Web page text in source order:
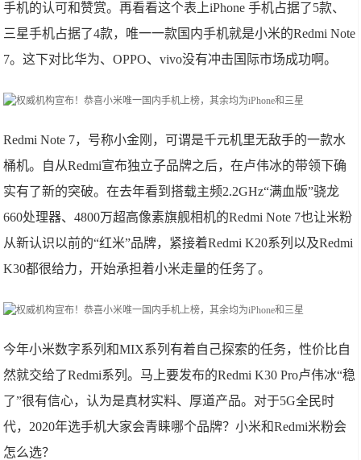
手机的认可和赞赏。再看看这个表上iPhone 手机占据了5款、
三星手机占据了4款，唯一一款国内手机就是小米的Redmi Note
7。这下对比华为、OPPO、vivo没有冲击国际市场成功啊。
Redmi Note 7，号称小金刚，可谓是千元机里无敌手的一款水
桶机。自从Redmi宣布独立子品牌之后，在卢伟冰的带领下确
实有了新的突破。在去年看到搭载主频2.2GHz“满血版”骁龙
660处理器、4800万超高像素旗舰相机的Redmi Note 7也让米粉
从新认识以前的“红米”品牌，紧接着Redmi K20系列以及Redmi
K30都很给力，开始承担着小米走量的任务了。
今年小米数字系列和MIX系列有着自己探索的任务，性价比自
然就交给了Redmi系列。马上要发布的Redmi K30 Pro卢伟冰“稳
了”很有信心，认为是真材实料、厚道产品。对于5G全民时
代，2020年选手机大家会青睐哪个品牌？小米和Redmi米粉会
怎么选？